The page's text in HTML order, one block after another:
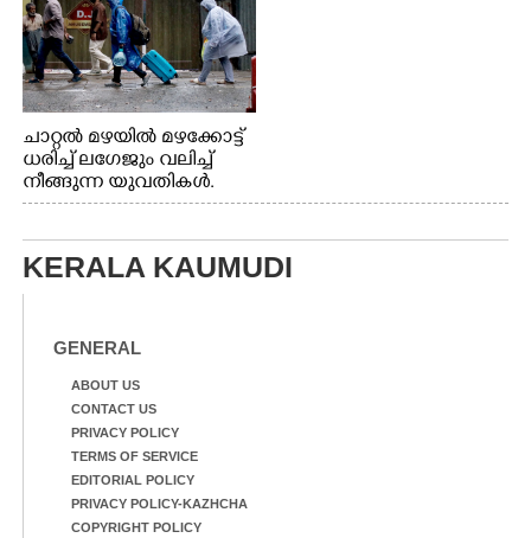
ചാറ്റൽ മഴയിൽ മഴക്കോട്ട്
ധരിച്ച് ലഗേജും വലിച്ച്
നീങ്ങുന്ന യുവതികൾ.
എറണാകുളം മേനകയിൽ
KERALA KAUMUDI
GENERAL
ABOUT US
CONTACT US
PRIVACY POLICY
TERMS OF SERVICE
EDITORIAL POLICY
PRIVACY POLICY-KAZHCHA
COPYRIGHT POLICY